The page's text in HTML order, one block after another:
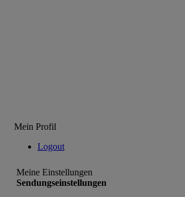
Mein Profil
Logout
Meine Einstellungen
Sendungseinstellungen